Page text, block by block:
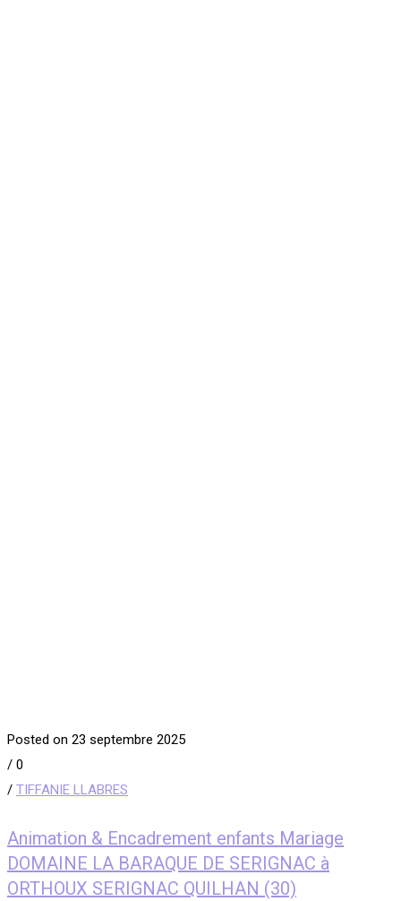
Posted on 23 septembre 2025
/ 0
/ TIFFANIE LLABRES
Animation & Encadrement enfants Mariage
DOMAINE LA BARAQUE DE SERIGNAC à
ORTHOUX SERIGNAC QUILHAN (30)